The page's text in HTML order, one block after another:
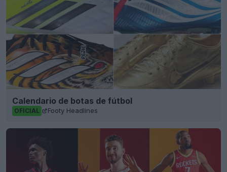
Calendario de botas de fútbol
OFICIAL Footy Headlines